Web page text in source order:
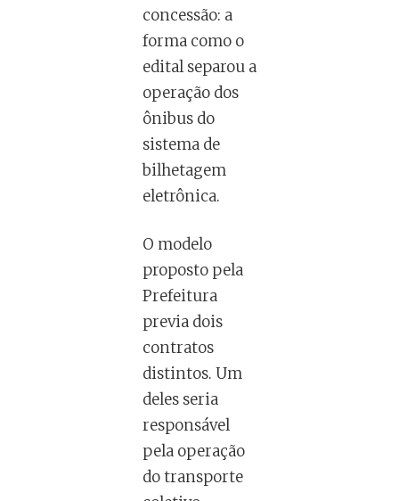
concessão: a
forma como o
edital separou a
operação dos
ônibus do
sistema de
bilhetagem
eletrônica.
O modelo
proposto pela
Prefeitura
previa dois
contratos
distintos. Um
deles seria
responsável
pela operação
do transporte